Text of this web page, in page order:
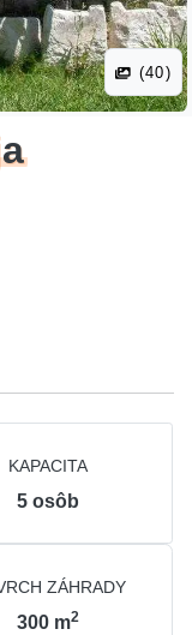
(40)
KAPACITA
5 osôb
ZÁHRADY
300 m2